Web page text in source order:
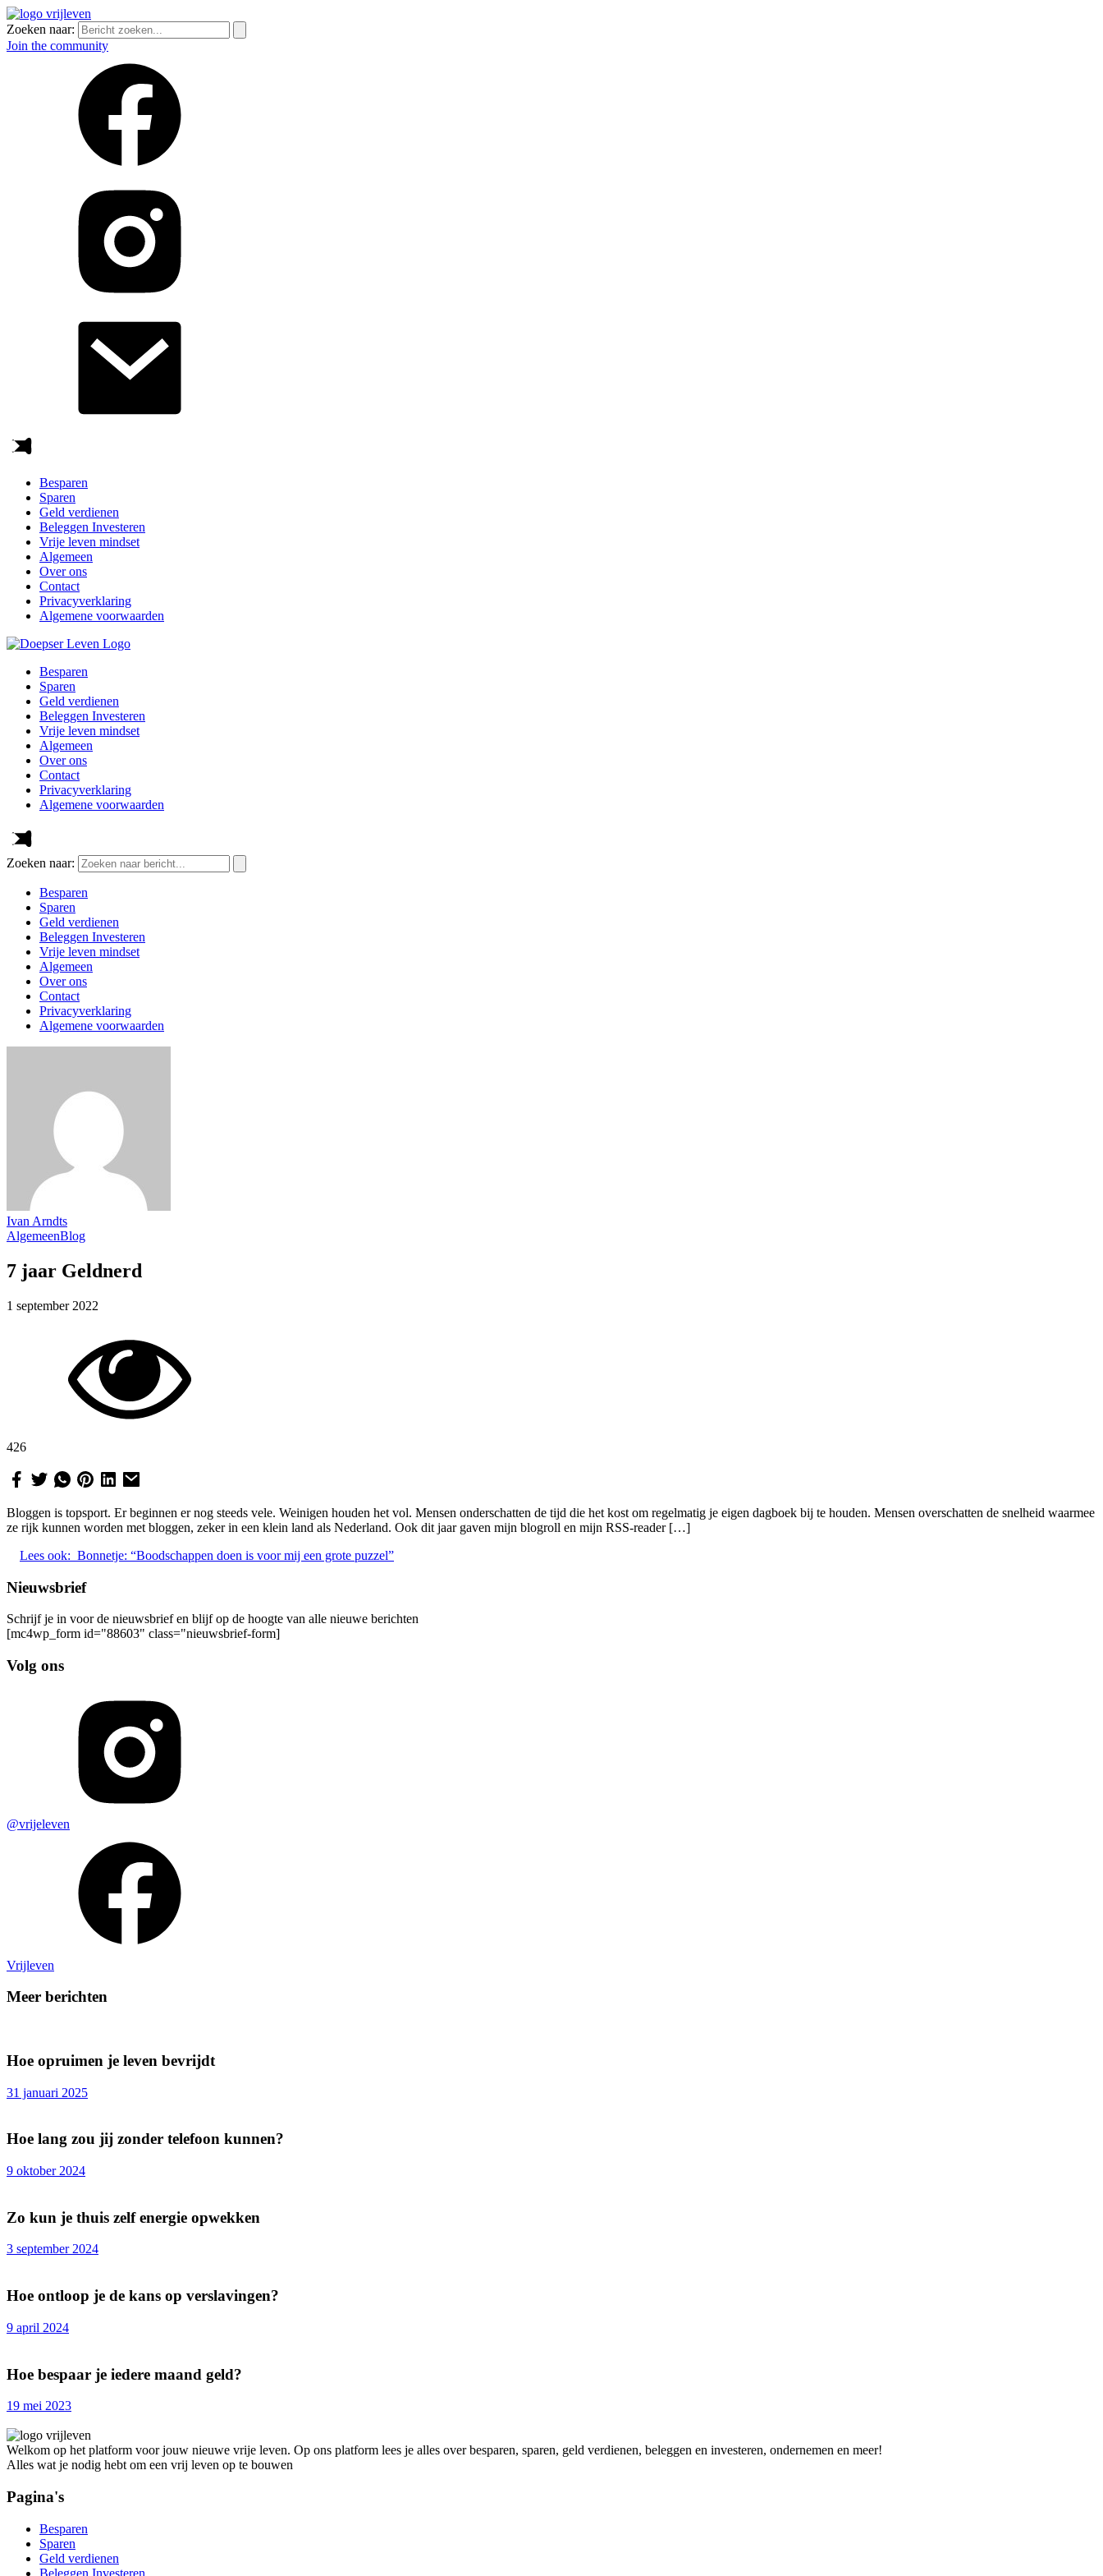
Zoeken naar:
Join the community
Besparen
Sparen
Geld verdienen
Beleggen Investeren
Vrije leven mindset
Algemeen
Over ons
Contact
Privacyverklaring
Algemene voorwaarden
Besparen
Sparen
Geld verdienen
Beleggen Investeren
Vrije leven mindset
Algemeen
Over ons
Contact
Privacyverklaring
Algemene voorwaarden
Zoeken naar:
Besparen
Sparen
Geld verdienen
Beleggen Investeren
Vrije leven mindset
Algemeen
Over ons
Contact
Privacyverklaring
Algemene voorwaarden
Ivan Arndts
AlgemeenBlog
7 jaar Geldnerd
1 september 2022
426
Bloggen is topsport. Er beginnen er nog steeds vele. Weinigen houden het vol. Mensen onderschatten de tijd die het kost om regelmatig je eigen dagboek bij te houden. Mensen overschatten de snelheid waarmee
ze rijk kunnen worden met bloggen, zeker in een klein land als Nederland. Ook dit jaar gaven mijn blogroll en mijn RSS-reader […]
Lees ook: Bonnetje: “Boodschappen doen is voor mij een grote puzzel”
Nieuwsbrief
Schrijf je in voor de nieuwsbrief en blijf op de hoogte van alle nieuwe berichten
[mc4wp_form id="88603" class="nieuwsbrief-form]
Volg ons
@vrijeleven
Vrijleven
Meer berichten
Hoe opruimen je leven bevrijdt
31 januari 2025
Hoe lang zou jij zonder telefoon kunnen?
9 oktober 2024
Zo kun je thuis zelf energie opwekken
3 september 2024
Hoe ontloop je de kans op verslavingen?
9 april 2024
Hoe bespaar je iedere maand geld?
19 mei 2023
Welkom op het platform voor jouw nieuwe vrije leven. Op ons platform lees je alles over besparen, sparen, geld verdienen, beleggen en investeren, ondernemen en meer!
Alles wat je nodig hebt om een vrij leven op te bouwen
Pagina's
Besparen
Sparen
Geld verdienen
Beleggen Investeren